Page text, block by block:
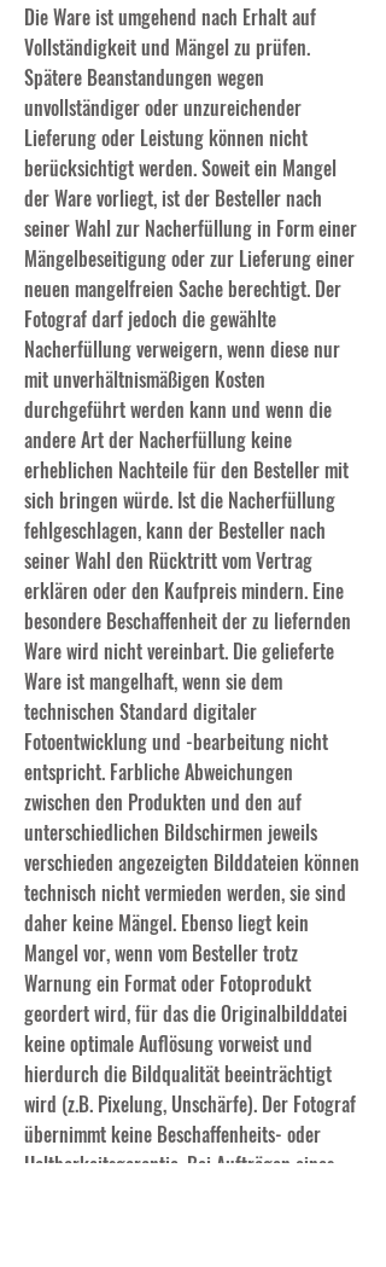
Die Ware ist umgehend nach Erhalt auf
Vollständigkeit und Mängel zu prüfen.
Spätere Beanstandungen wegen
unvollständiger oder unzureichender
Lieferung oder Leistung können nicht
berücksichtigt werden. Soweit ein Mangel
der Ware vorliegt, ist der Besteller nach
seiner Wahl zur Nacherfüllung in Form einer
Mängelbeseitigung oder zur Lieferung einer
neuen mangelfreien Sache berechtigt. Der
Fotograf darf jedoch die gewählte
Nacherfüllung verweigern, wenn diese nur
mit unverhältnismäßigen Kosten
durchgeführt werden kann und wenn die
andere Art der Nacherfüllung keine
erheblichen Nachteile für den Besteller mit
sich bringen würde. Ist die Nacherfüllung
fehlgeschlagen, kann der Besteller nach
seiner Wahl den Rücktritt vom Vertrag
erklären oder den Kaufpreis mindern. Eine
besondere Beschaffenheit der zu liefernden
Ware wird nicht vereinbart. Die gelieferte
Ware ist mangelhaft, wenn sie dem
technischen Standard digitaler
Fotoentwicklung und -bearbeitung nicht
entspricht. Farbliche Abweichungen
zwischen den Produkten und den auf
unterschiedlichen Bildschirmen jeweils
verschieden angezeigten Bilddateien können
technisch nicht vermieden werden, sie sind
daher keine Mängel. Ebenso liegt kein
Mangel vor, wenn vom Besteller trotz
Warnung ein Format oder Fotoprodukt
geordert wird, für das die Originalbilddatei
keine optimale Auflösung vorweist und
hierdurch die Bildqualität beeinträchtigt
wird (z.B. Pixelung, Unschärfe). Der Fotograf
übernimmt keine Beschaffenheits- oder
Haltbarkeitsgarantie. Bei Aufträgen eines